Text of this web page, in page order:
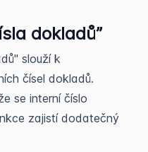
dokladů”
slouží k
čísel dokladů.
se interní číslo
zajistí dodatečný